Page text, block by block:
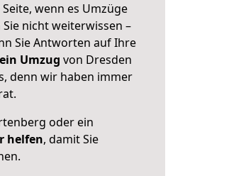
wenn es Umzüge
nicht weiterwissen –
Sie Antworten auf Ihre
Umzug von Dresden
denn wir haben immer
oder ein
helfen, damit Sie